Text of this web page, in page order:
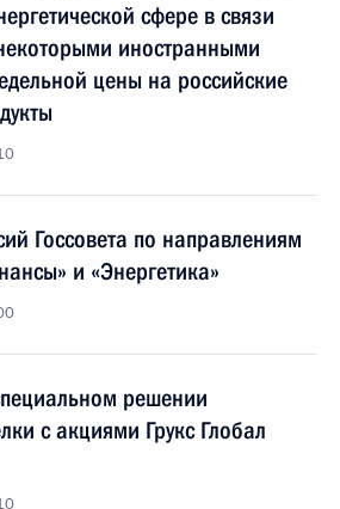
сфере в связи
иностранными
цены на российские
Госсовета по направлениям
и «Энергетика»
решении
с акциями Грукс Глобал